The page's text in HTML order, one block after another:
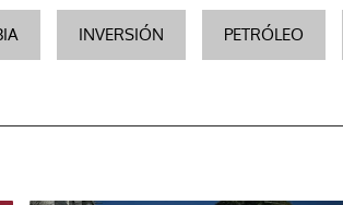
INVERSIÓN PETRÓLEO